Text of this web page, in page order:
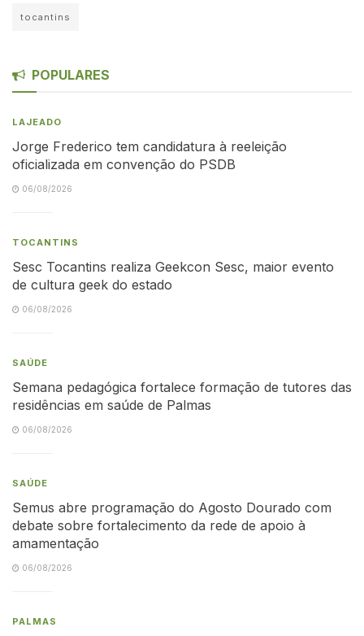
tocantins
POPULARES
LAJEADO
Jorge Frederico tem candidatura à reeleição
oficializada em convenção do PSDB
06/08/2026
TOCANTINS
Sesc Tocantins realiza Geekcon Sesc, maior evento
de cultura geek do estado
06/08/2026
SAÚDE
Semana pedagógica fortalece formação de tutores das
residências em saúde de Palmas
06/08/2026
SAÚDE
Semus abre programação do Agosto Dourado com
debate sobre fortalecimento da rede de apoio à
amamentação
06/08/2026
PALMAS